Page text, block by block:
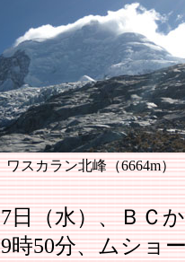
ワスカラン北峰（6664m）
日（水）、ＢＣ
時50分、ムショ